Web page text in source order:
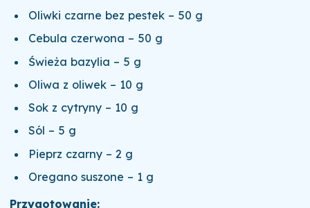
Oliwki czarne bez pestek – 50 g
Cebula czerwona – 50 g
Świeża bazylia – 5 g
Oliwa z oliwek – 10 g
Sok z cytryny – 10 g
Sól – 5 g
Pieprz czarny – 2 g
Oregano suszone – 1 g
Przygotowanie: